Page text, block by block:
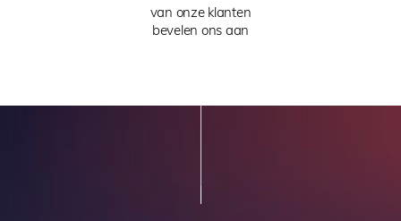
van onze klanten
bevelen ons aan